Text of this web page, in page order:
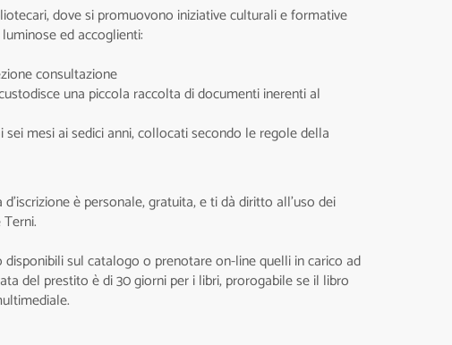
dove si promuovono iniziative culturali e formative
ed accoglienti:
consultazione
una piccola raccolta di documenti inerenti al
mesi ai sedici anni, collocati secondo le regole della
è personale, gratuita, e ti dà diritto all’uso dei
sul catalogo o prenotare on-line quelli in carico ad
del prestito è di 30 giorni per i libri, prorogabile se il libro